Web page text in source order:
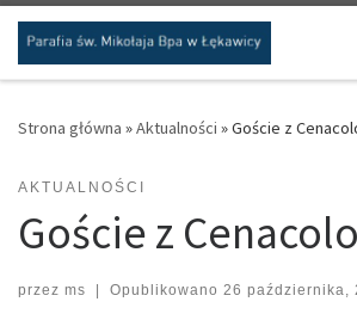
Przejdź do treści
Strona główna »Aktualności »Goście z
AKTUALNOŚCI
Goście z Cenacolo
przez ms | Opublikowano 26 października,